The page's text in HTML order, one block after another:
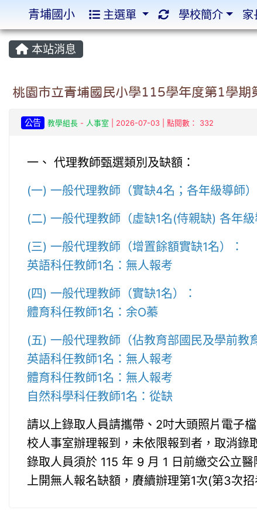
:::
本站消息
桃園市立青埔國民小學115學年度第1學
公告 教學組長- 人事室 | 2026-07-03 | 點閱數： 332
一、 代理教師甄選類別及缺額：
(一) 一般代理教師（實缺4名；各年級導師
(二) 一般代理教師（虛缺1名(侍親缺) 各年
(三) 一般代理教師（增置餘額實缺1名）：
英語科任教師1名：無人報考
(四) 一般代理教師（實缺1名）：
體育科任教師1名：余O蓁
(五) 一般代理教師（佔教育部國民及學前教
英語科任教師1名：無人報考
體育科任教師1名：無人報考
自然科學科任教師1名：從缺
請以上錄取人員請攜帶、2吋大頭照片電子
校人事室辦理報到，未依限報到者，取消錄
錄取人員須於 115 年 9 月 1 日前繳交公立
上開無人報名缺額，賡續辦理第1次(第3次招
青埔國小 ::: 主選單 學校簡介 家